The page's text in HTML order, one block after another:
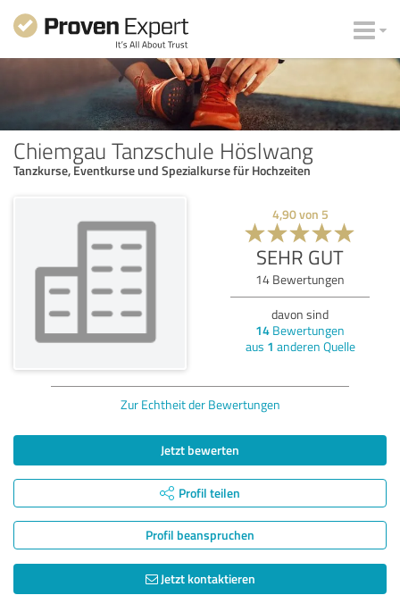
Chiemgau Tanzschule Höslwang
Tanzkurse, Eventkurse und Spezialkurse für Hochzeiten
4,90von 5
SEHR GUT
14 Bewertungen
davon sind
14 Bewertungen
aus 1 anderen Quelle
Zur Echtheit der Bewertungen
Jetzt bewerten
Profil teilen
Profil beanspruchen
Jetzt kontaktieren